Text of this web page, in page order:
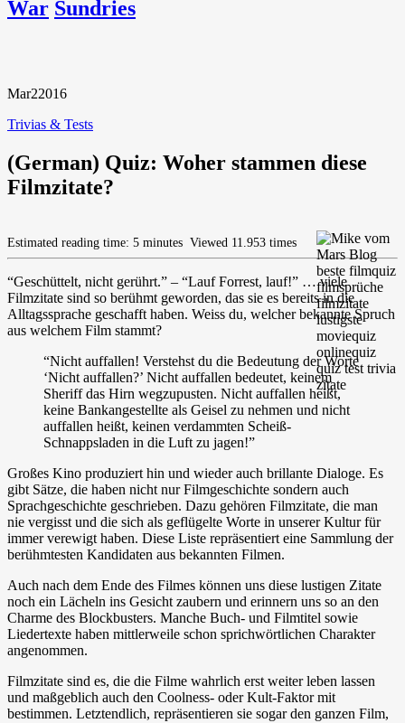
War Sundries
Mar22016
Trivias & Tests
(German) Quiz: Woher stammen diese
Filmzitate?
Estimated reading time: 5 minutes Viewed 11.953 times
“Geschüttelt, nicht gerührt.” – “Lauf Forrest, lauf!” … viele
Filmzitate sind so berühmt geworden, das sie es bereits in die
Alltagssprache geschafft haben. Weiss du, welcher bekannte Spruch
aus welchem Film stammt?
“Nicht auffallen! Verstehst du die Bedeutung der Worte
‘Nicht auffallen?’ Nicht auffallen bedeutet, keinem
Sheriff das Hirn wegzupusten. Nicht auffallen heißt,
keine Bankangestellte als Geisel zu nehmen und nicht
auffallen heißt, keinen verdammten Scheiß-
Schnappsladen in die Luft zu jagen!”
Großes Kino produziert hin und wieder auch brillante Dialoge. Es
gibt Sätze, die haben nicht nur Filmgeschichte sondern auch
Sprachgeschichte geschrieben. Dazu gehören Filmzitate, die man
nie vergisst und die sich als geflügelte Worte in unserer Kultur für
immer verewigt haben. Diese Liste repräsentiert eine Sammlung der
berühmtesten Kandidaten aus bekannten Filmen.
Auch nach dem Ende des Filmes können uns diese lustigen Zitate
noch ein Lächeln ins Gesicht zaubern und erinnern uns so an den
Charme des Blockbusters. Manche Buch- und Filmtitel sowie
Liedertexte haben mittlerweile schon sprichwörtlichen Charakter
angenommen.
Filmzitate sind es, die die Filme wahrlich erst weiter leben lassen
und maßgeblich auch den Coolness- oder Kult-Faktor mit
bestimmen. Letztendlich, repräsentieren sie sogar den ganzen Film,